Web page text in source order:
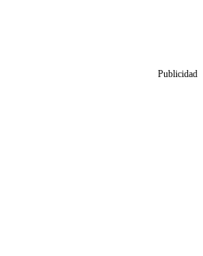
Publicidad